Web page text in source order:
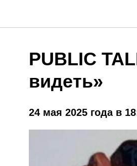
PUBLIC
видеть»
24 мая 2025 года в